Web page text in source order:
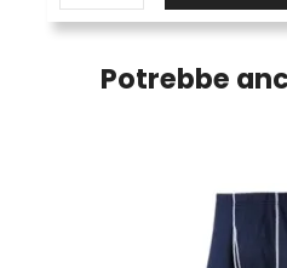
Potrebbe